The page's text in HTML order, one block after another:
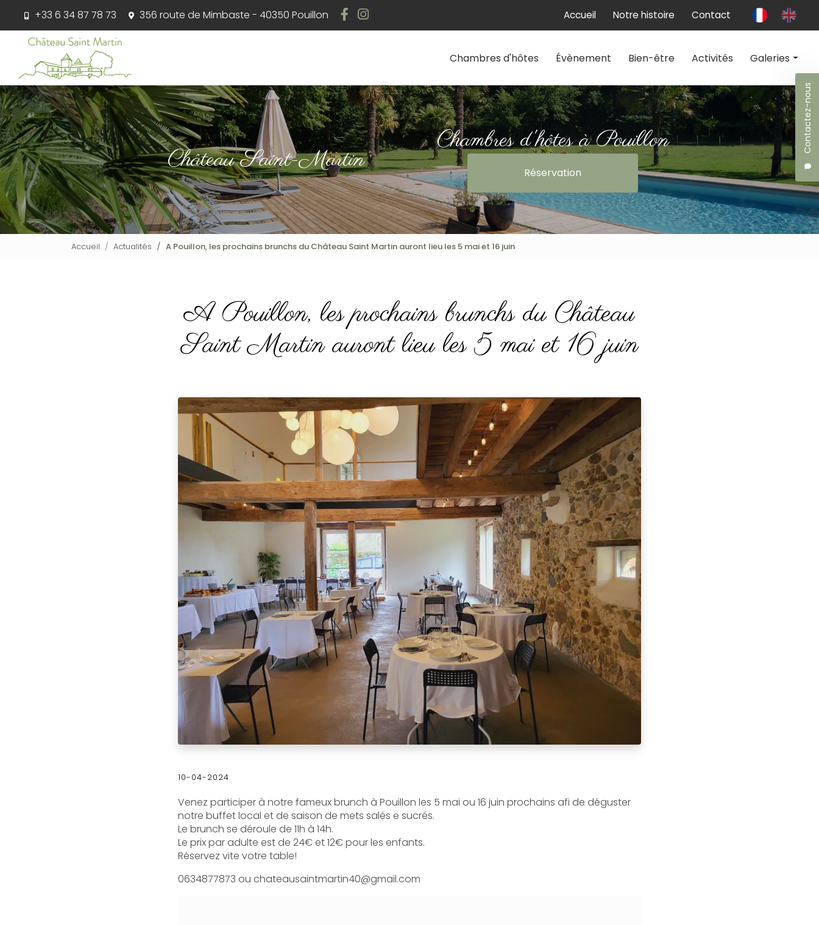
contenu
principal
+33 6 34 87 78 73 356 route de Mimbaste - 40350 Pouillon
Contactez-nous
Accueil Notre histoire Contact
Chambres d'hôtes
Évènement Bien-être Activités Galeries
Chambres d'hôtes
Évènement
Bien-être
Château Saint-Martin
Chambres d'hôtes à Pouillon
Réservation
Accueil Actualités A Pouillon, les prochains brunchs du Château Saint Martin auront lieu les 5 mai et 16 juin
A Pouillon, les prochains brunchs du Château
Saint Martin auront lieu les 5 mai et 16 juin
10-04-2024
Venez participer à notre fameux brunch à Pouillon les 5 mai ou 16 juin prochains afi de déguster
notre buffet local et de saison de mets salés e sucrés.
Le brunch se déroule de 11h à 14h.
Le prix par adulte est de 24€ et 12€ pour les enfants.
Réservez vite votre table!
0634877873 ou chateausaintmartin40@gmail.com